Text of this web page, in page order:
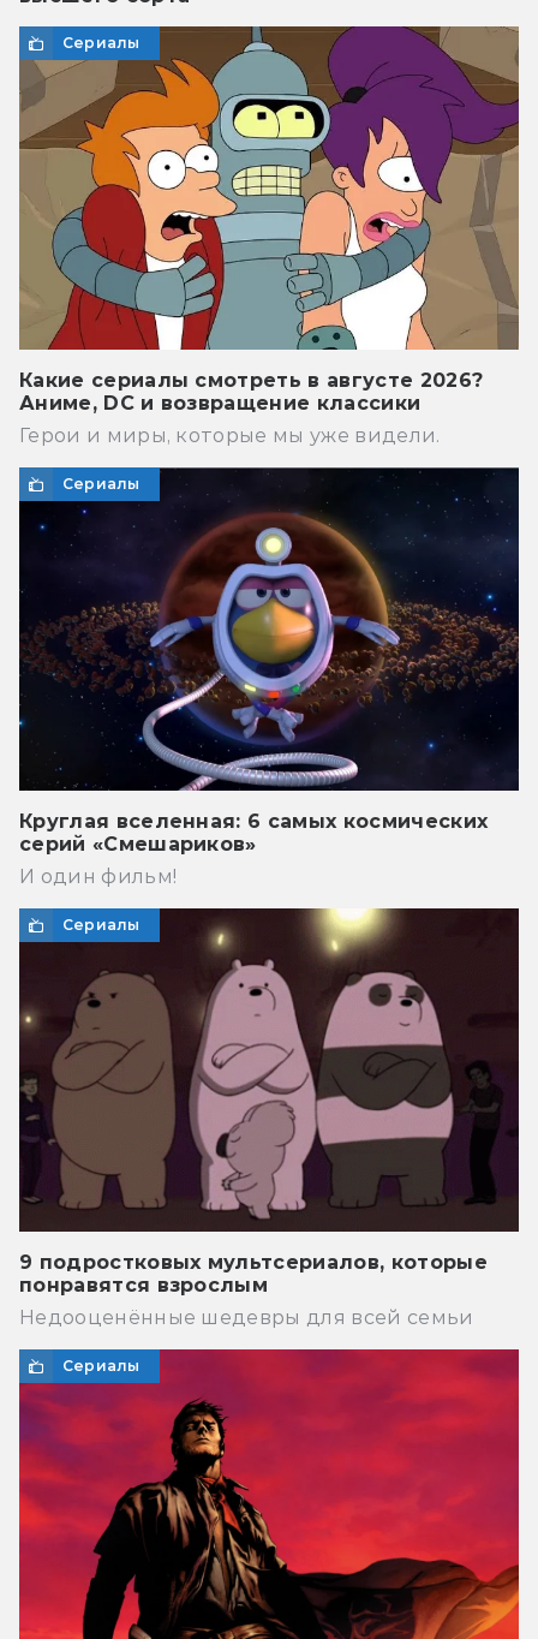
Сериалы
Какие сериалы смотреть в августе 2026?
Аниме, DC и возвращение классики
Герои и миры, которые мы уже видели.
Сериалы
Круглая вселенная: 6 самых космических
серий «Смешариков»
И один фильм!
Сериалы
9 подростковых мультсериалов, которые
понравятся взрослым
Недооценённые шедевры для всей семьи
Сериалы